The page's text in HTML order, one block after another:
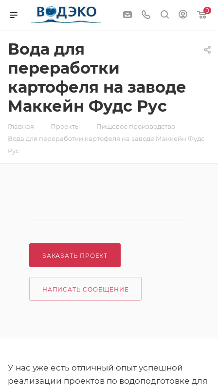
0
Вода для
переработки
картофеля на заводе
Маккейн Фудс Рус
Главная — Проекты — Пищевое производство —
Вода для переработки картофеля на заводе Маккейн Фудс
Рус
ЗАКАЗАТЬ ПРОЕКТ
НАПИСАТЬ СООБЩЕНИЕ
У нас уже есть отличный опыт успешной
реализации проектов по водоподготовке для